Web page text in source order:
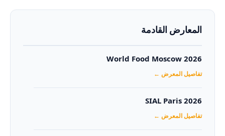
المعارض القادمة
World Food Moscow 2026
تفاصيل المعرض ←
SIAL Paris 2026
تفاصيل المعرض ←